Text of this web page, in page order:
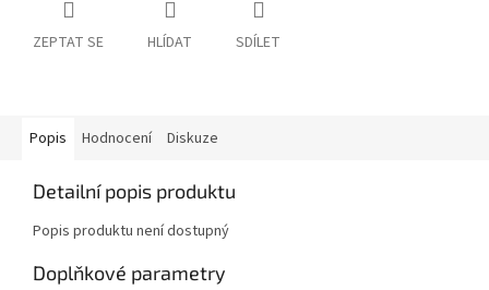
ZEPTAT SE HLÍDAT SDÍLET
Popis Hodnocení Diskuze
Detailní popis produktu
Popis produktu není dostupný
Doplňkové parametry